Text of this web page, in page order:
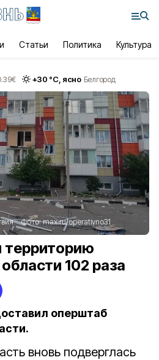
Статьи Политика Культура
€ +30 °С, ясно Белгород
Фото:max.ru/operativno31
территорию
102 раза
оперштаб
вновь подверглась